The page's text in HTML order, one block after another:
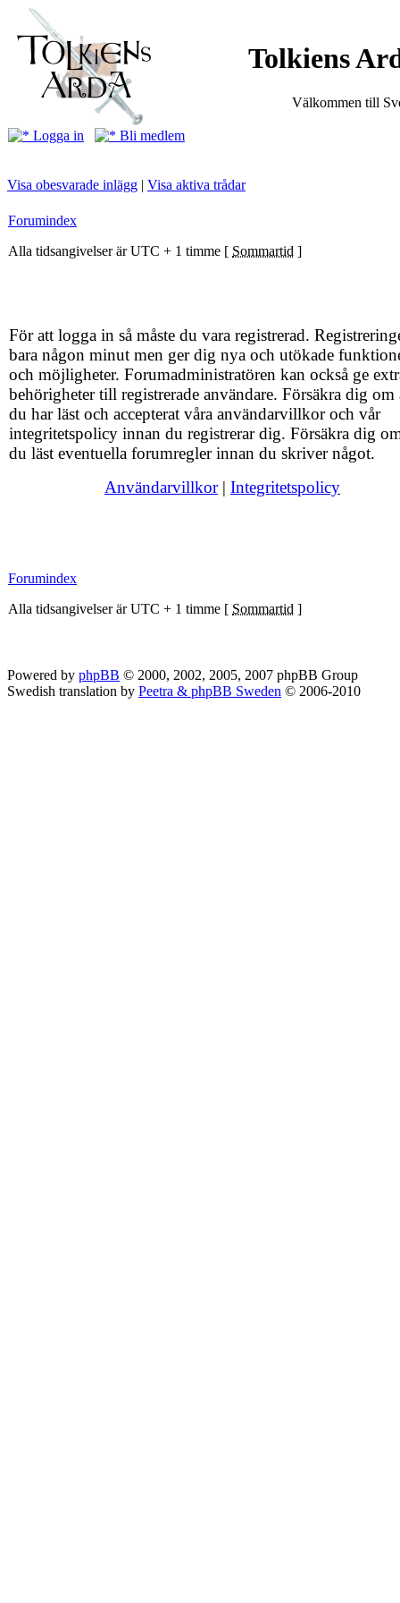
Tolkiens
Välkommen till
Logga in Bli medlem
Visa obesvarade inlägg | Visa aktiva trådar
Forumindex
Alla tidsangivelser är UTC + 1 timme [ Sommartid ]
För att logga in så måste du vara registrerad.
bara någon minut men ger dig nya och utökade
och möjligheter. Forumadministratören kan också ge
behörigheter till registrerade användare. Försäkra dig om
du har läst och accepterat våra användarvillkor och vår
integritetspolicy innan du registrerar dig. Försäkra dig
du läst eventuella forumregler innan du skriver något.
Användarvillkor| Integritetspolicy
Forumindex
Alla tidsangivelser är UTC + 1 timme [ Sommartid ]
Powered by phpBB © 2000, 2002, 2005, 2007 phpBB Group
Swedish translation by Peetra & phpBB Sweden © 2006-2010